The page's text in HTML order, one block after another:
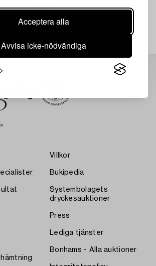
Acceptera alla
Avvisa icke-nödvändiga
gav ingen träff just nu.
Villkor
Bukipedia
Systembolagets
dryckesauktioner
Press
Lediga tjänster
Bonhams - Alla auktioner